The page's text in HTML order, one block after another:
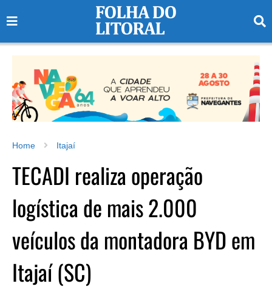
Home Itajaí
TECADI realiza operação
logística de mais 2.000
veículos da montadora BYD em
Itajaí (SC)